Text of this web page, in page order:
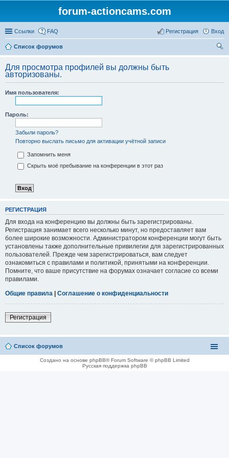
forum-actioncams.com
Ссылки FAQ Вход
Регистрация
Список форумов
Для просмотра профилей вы должны быть
авторизованы.
Имя пользователя:
Пароль:
Забыли пароль?
Повторно выслать письмо для активации учётной записи
Запомнить меня
Скрыть моё пребывание на конференции в этот раз
РЕГИСТРАЦИЯ
Для входа на конференцию вы должны быть зарегистрированы.
Регистрация занимает всего несколько минут, но предоставляет вам
более широкие возможности. Администратором конференции могут быть
установлены также дополнительные привилегии для зарегистрированных
пользователей. Прежде чем зарегистрироваться, вам следует
ознакомиться с правилами и политикой, принятыми на конференции.
Помните, что ваше присутствие на форумах означает согласие со всеми
правилами.
Общие правила | Соглашение о конфиденциальности
Регистрация
Список форумов
Создано на основе phpBB® Forum Software © phpBB Limited
Русская поддержка phpBB